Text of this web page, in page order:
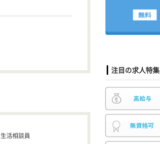
生活相談員
注目の求人特集